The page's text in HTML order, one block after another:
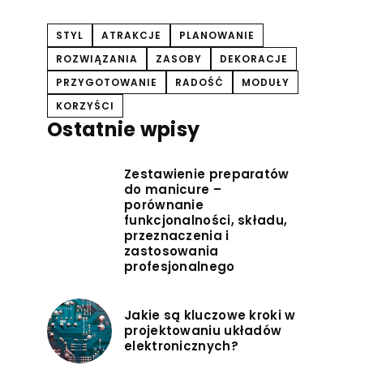
STYL ATRAKCJE
PLANOWANIE
ROZWIĄZANIA
ZASOBY
DEKORACJE
PRZYGOTOWANIE
RADOŚĆ
MODUŁY
KORZYŚCI
Ostatnie wpisy
Zestawienie preparatów
do manicure –
porównanie
funkcjonalności, składu,
przeznaczenia i
zastosowania
profesjonalnego
Jakie są kluczowe kroki w
projektowaniu układów
elektronicznych?